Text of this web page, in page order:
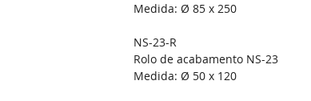
Medida: Ø 85 x 250
NS-23-R
Rolo de acabamento NS-23
Medida: Ø 50 x 120